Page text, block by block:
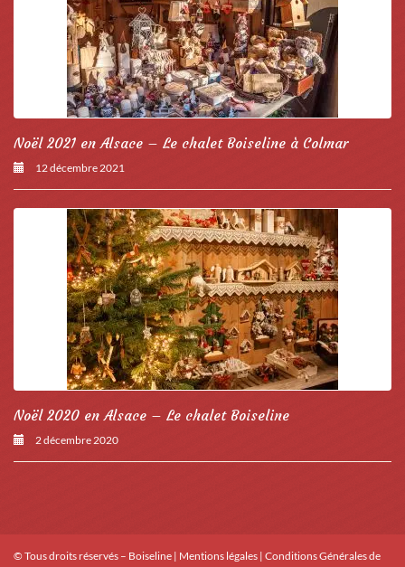
Noël 2021 en Alsace – Le chalet Boiseline à Colmar
12 décembre 2021
Noël 2020 en Alsace – Le chalet Boiseline
2 décembre 2020
© Tous droits réservés – Boiseline | Mentions légales | Conditions Générales de